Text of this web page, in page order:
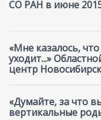
СО РАН в июне
«Мне казалось,
уходит...»
центр
«Думайте, за что
вертикальные